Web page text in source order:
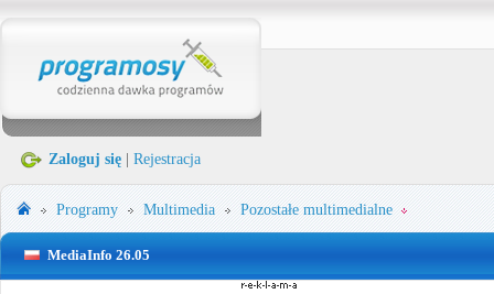
Zaloguj się Rejestracja
Programy Multimedia Pozostałe multimedialne
MediaInfo 26.05